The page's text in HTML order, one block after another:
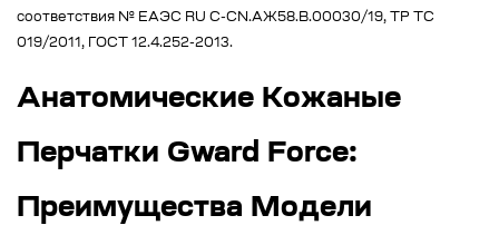
соответствия № EAЭС RU C-CN.АЖ58.В.00030/19, ТР ТС
019/2011, ГОСТ 12.4.252-2013.
Анатомические Кожаные
Перчатки Gward Force:
Преимущества Модели